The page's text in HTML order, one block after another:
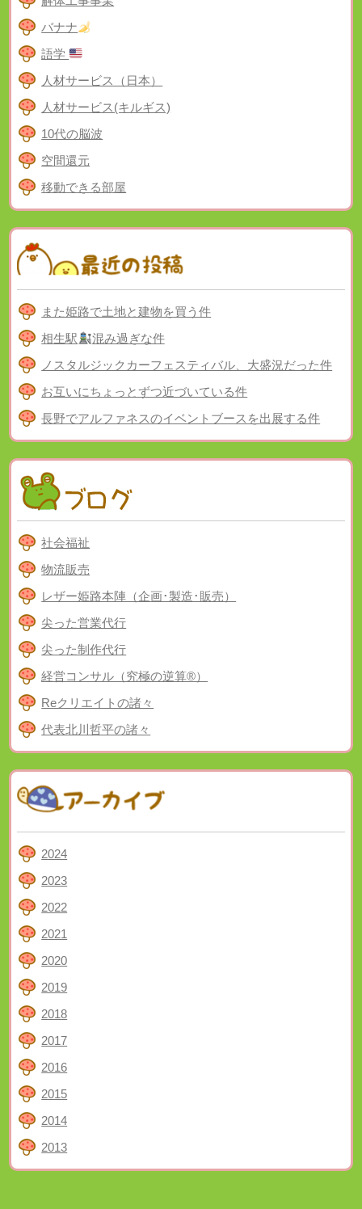
バナナ
語学
人材サービス（日本）
人材サービス(キルギス)
10代の脳波
空間還元
移動できる部屋
また姫路で土地と建物を買う件
相生駅
混み過ぎな件
ノスタルジックカーフェスティバル、大盛況だった件
お互いにちょっとずつ近づいている件
長野でアルファネスのイベントブースを出展する件
社会福祉
物流販売
レザー姫路本陣（企画･製造･販売）
尖った営業代行
尖った制作代行
経営コンサル（究極の逆算®）
Reクリエイトの諸々
代表北川哲平の諸々
2024
2023
2022
2021
2020
2019
2018
2017
2016
2015
2014
2013